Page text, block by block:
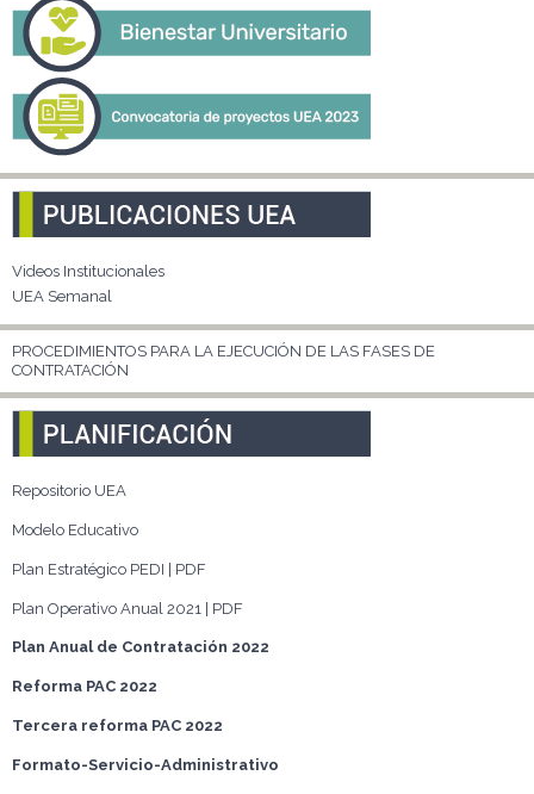
Videos Institucionales
UEA Semanal
PROCEDIMIENTOS PARA LA EJECUCIÓN DE LAS FASES DE
CONTRATACIÓN
Repositorio UEA
Modelo Educativo
Plan Estratégico PEDI | PDF
Plan Operativo Anual 2021 | PDF
Plan Anual de Contratación 2022
Reforma PAC 2022
Tercera reforma PAC 2022
Formato-Servicio-Administrativo